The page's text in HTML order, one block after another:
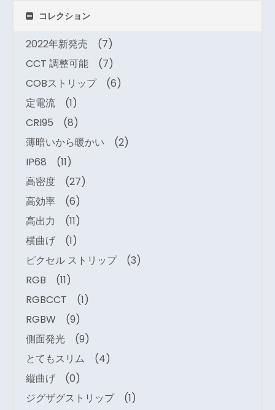
コレクション
2022年新発売
(7)
CCT 調整可能
(7)
COBストリップ
(6)
定電流
(1)
CRI95
(8)
薄暗いから暖かい
(2)
IP68
(11)
高密度
(27)
高効率
(6)
高出力
(11)
横曲げ
(1)
ピクセル ストリップ
(3)
RGB
(11)
RGBCCT
(1)
RGBW
(9)
側面発光
(9)
とてもスリム
(4)
縦曲げ
(0)
ジグザグストリップ
(1)